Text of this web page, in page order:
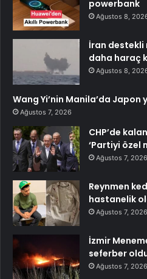
powerbank
Ağustos 8,
İran destekli
daha haraç
Ağustos 8,
Wang Yi’nin Manila’da
Ağustos 7, 2026
CHP’de
‘Partiyi özel
Ağustos 7, 2026
Reynmen
hastanelik
Ağustos 7, 2026
İzmir
seferber
Ağustos 7, 2026